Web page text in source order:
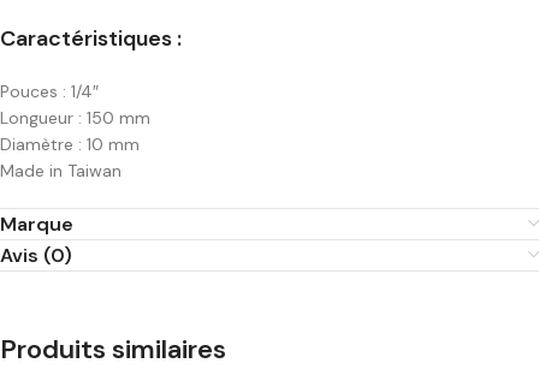
Caractéristiques :
Pouces : 1/4″
Longueur : 150 mm
Diamètre : 10 mm
Made in Taiwan
Marque
Avis (0)
Produits similaires